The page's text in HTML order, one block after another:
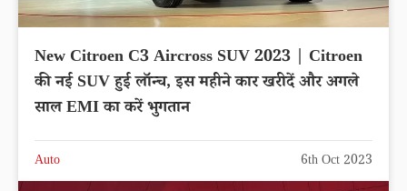
New Citroen C3 Aircross SUV 2023 | Citroen
की नई SUV हुई लॉन्च, इस महीने कार खरीदें और अगले
साल EMI का करें भुगतान
Auto 6th Oct 2023